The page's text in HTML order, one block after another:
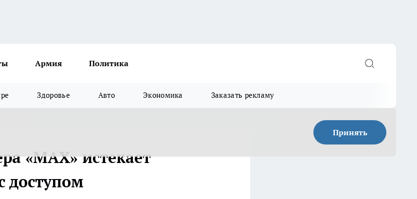
Армия Политика
Здоровье Авто Экономика Заказать рекламу
Принять
«MAX» истекает
доступом